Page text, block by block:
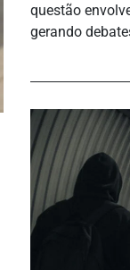
questão
gerando